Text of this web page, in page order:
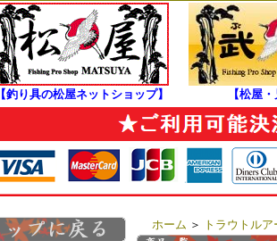
【釣り具の松屋ネットショップ】 【松屋
ホーム ＞ トラウトルア